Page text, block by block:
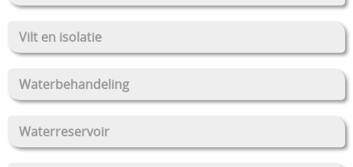
Vilt en isolatie
Waterbehandeling
Waterreservoir